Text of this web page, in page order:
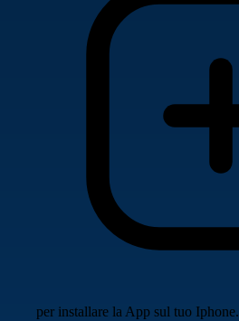
per installare la App sul tuo Iphone.